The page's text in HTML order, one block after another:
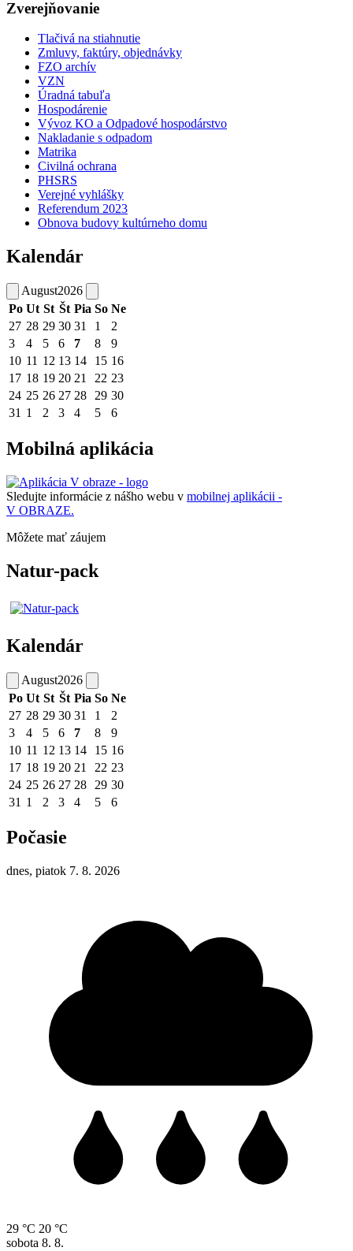
Zverejňovanie
Tlačivá na stiahnutie
Zmluvy, faktúry, objednávky
FZO archív
VZN
Úradná tabuľa
Hospodárenie
Vývoz KO a Odpadové hospodárstvo
Nakladanie s odpadom
Matrika
Civilná ochrana
PHSRS
Verejné vyhlášky
Referendum 2023
Obnova budovy kultúrneho domu
Kalendár
August2026
Po Ut St Št Pia So Ne
27 28 29 30 31 1
2
3
4 5 6 7 8
9
10 11 12 13 14 15 16
17 18 19 20 21 22 23
24 25 26 27 28 29 30
31 1 2 3 4 5 6
Mobilná aplikácia
Sledujte informácie z nášho webu v mobilnej aplikácii -
V OBRAZE.
Môžete mať záujem
Natur-pack
Kalendár
August2026
Po Ut St Št Pia So Ne
27 28 29 30 31 1
2
3
4 5 6 7 8
9
10 11 12 13 14 15 16
17 18 19 20 21 22 23
24 25 26 27 28 29 30
31 1 2 3 4 5 6
Počasie
dnes, piatok 7. 8. 2026
29 °C 20 °C
sobota 8. 8.